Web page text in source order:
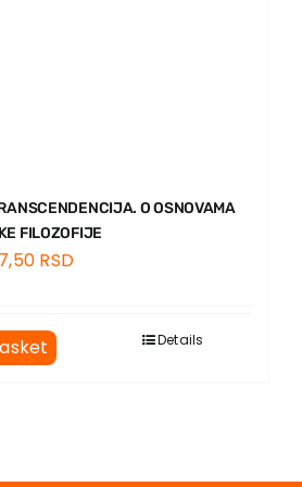
O OSNOVAMA
FILOZOFIJE
RSD
Details